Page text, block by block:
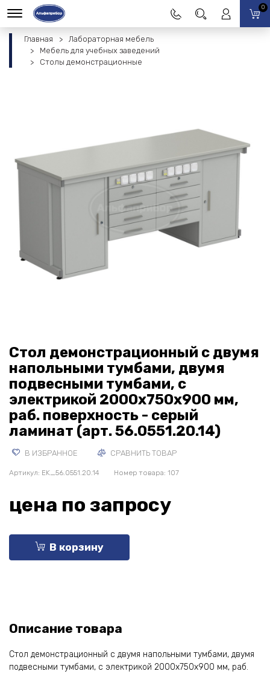
0
Главная
Лабораторная мебель
Мебель для учебных заведений
Столы демонстрационные
Стол демонстрационный с двумя
напольными тумбами, двумя
подвесными тумбами, с
электрикой 2000х750х900 мм,
раб. поверхность - серый
ламинат (арт. 56.0551.20.14)
В ИЗБРАННОЕ СРАВНИТЬ ТОВАР
Артикул: EK_56.0551.20.14 Номер товара: 107
цена по запросу
В корзину
Описание товара
Стол демонстрационный с двумя напольными тумбами, двумя
подвесными тумбами, с электрикой 2000х750х900 мм, раб.